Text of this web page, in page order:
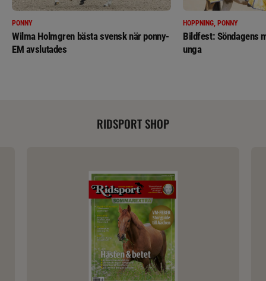
PONNY
Wilma Holmgren bästa svensk när ponny-
EM avslutades
HOPPNING, PONNY
Bildfest: Söndagens
unga
RIDSPORT SHOP